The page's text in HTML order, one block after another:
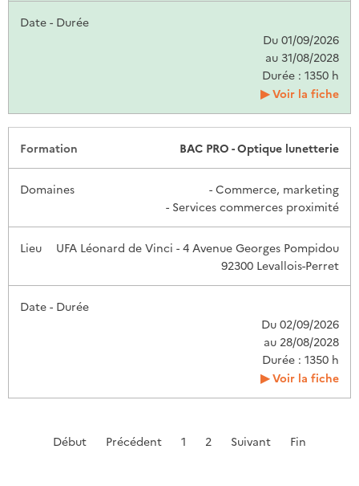
Du 01/09/2026
au 31/08/2028
Durée : 1350 h
Voir la fiche
BAC PRO - Optique lunetterie
- Commerce, marketing
- Services commerces proximité
UFA Léonard de Vinci - 4 Avenue Georges Pompidou
92300 Levallois-Perret
Du 02/09/2026
au 28/08/2028
Durée : 1350 h
Voir la fiche
Début Précédent 1 2 Suivant Fin